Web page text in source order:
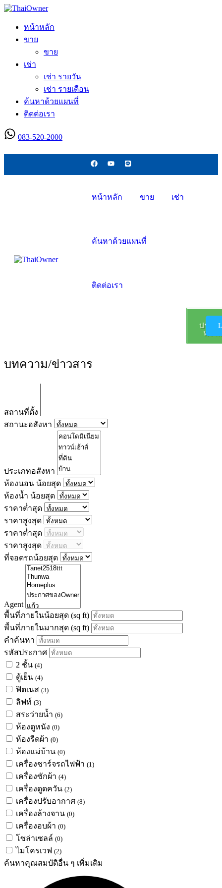
หน้าหลัก
ขาย
ขาย
เช่า
เช่า รายวัน
เช่า รายเดือน
ค้นหาด้วยแผนที่
ติดต่อเรา
083-520-2000
หน้าหลัก ขาย เช่า
ค้นหาด้วยแผนที่
ติดต่อเรา
ลง
ประก
ฟรี !!!
บทความ/ข่าวสาร
สถานที่ตั้ง
สถานะอสังหา
ประเภทอสังหา
ห้องนอน น้อยสุด
ห้องน้ำ น้อยสุด
ราคาต่ำสุด
ราคาสูงสุด
ราคาต่ำสุด
ราคาสูงสุด
ที่จอดรถน้อยสุด
Agent
พื้นที่ภายในน้อยสุด (sq ft)
พื้นที่ภายในมากสุด (sq ft)
คำค้นหา
รหัสประกาศ
2 ชั้น (4)
ตู้เย็น (4)
ฟิตเนส (3)
ลิฟท์ (3)
สระว่ายน้ำ (6)
ห้องดูหนัง (0)
ห้องรีดผ้า (0)
ห้องแม่บ้าน (0)
เครื่องชาร์จรถไฟฟ้า (1)
เครื่องซักผ้า (4)
เครื่องดูดควัน (2)
เครื่องปรับอากาศ (8)
เครื่องล้างจาน (0)
เครื่องอบผ้า (0)
โซล่าเซลล์ (0)
ไมโครเวฟ (2)
ค้นหาคุณสมบัติอื่น ๆ เพิ่มเติม